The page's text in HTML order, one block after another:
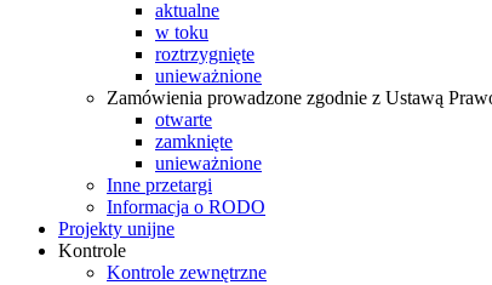
aktualne
w toku
roztrzygnięte
unieważnione
Zamówienia prowadzone zgodnie z Ustawą
otwarte
zamknięte
unieważnione
Inne przetargi
Informacja o RODO
Projekty unijne
Kontrole
Kontrole zewnętrzne